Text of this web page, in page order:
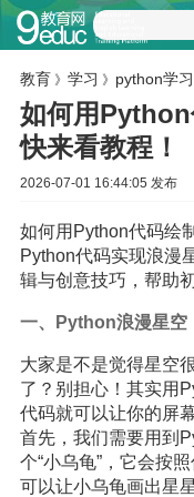
教育 》 学习 》 python学习
如何用Python
快来看教程！
2026-07-01 16:44:05 发布
如何用Python代码绘
Python代码实现浪漫
辑与创意技巧，帮助
一、Python浪漫星空
大家是不是觉得星空
了？别担心！其实用
代码就可以让你的屏
首先，我们需要用到
个“小乌龟”，它会按
可以让小乌龟画出星